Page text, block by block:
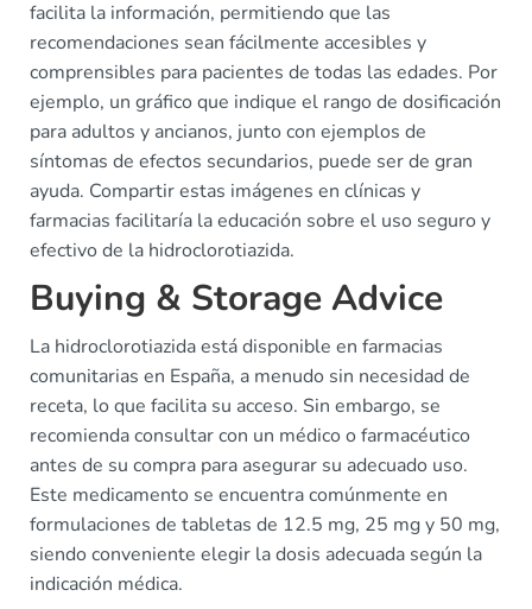
facilita la información, permitiendo que las
recomendaciones sean fácilmente accesibles y
comprensibles para pacientes de todas las edades. Por
ejemplo, un gráfico que indique el rango de dosificación
para adultos y ancianos, junto con ejemplos de
síntomas de efectos secundarios, puede ser de gran
ayuda. Compartir estas imágenes en clínicas y
farmacias facilitaría la educación sobre el uso seguro y
efectivo de la hidroclorotiazida.
Buying & Storage Advice
La hidroclorotiazida está disponible en farmacias
comunitarias en España, a menudo sin necesidad de
receta, lo que facilita su acceso. Sin embargo, se
recomienda consultar con un médico o farmacéutico
antes de su compra para asegurar su adecuado uso.
Este medicamento se encuentra comúnmente en
formulaciones de tabletas de 12.5 mg, 25 mg y 50 mg,
siendo conveniente elegir la dosis adecuada según la
indicación médica.